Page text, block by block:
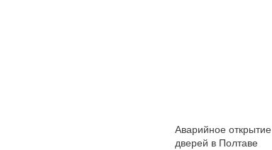
Аварийное открытие
дверей в Полтаве